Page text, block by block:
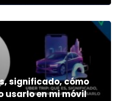
significado, cómo
usarlo en mi móvil